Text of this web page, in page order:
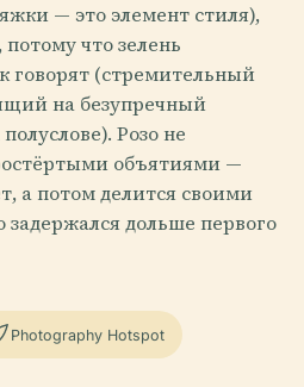
— это элемент стиля),
потому что зелень
говорят (стремительный
на безупречный
Розо не
объятиями —
а потом делится своими
задержался дольше первого
Photography Hotspot